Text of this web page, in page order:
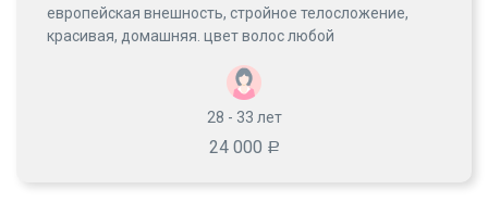
европейская внешность, стройное телосложение,
красивая, домашняя. цвет волос любой
28 - 33 лет
24 000 Р